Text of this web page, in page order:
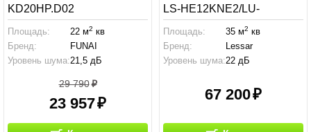
KD20HP.D02
Площадь: 22 м2 кв
Бренд:
FUNAI
Уровень шума:21,5 дБ
29 790
23 957
LS-HE12KNE2/LU-
HE12KNE
Площадь: 35 м2 кв
Бренд:
Lessar
Уровень шума:22 дБ
67 200